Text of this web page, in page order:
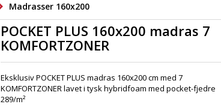
Madrasser 160x200
POCKET PLUS 160x200 madras 7
KOMFORTZONER
Eksklusiv POCKET PLUS madras 160x200 cm med 7
KOMFORTZONER lavet i tysk hybridfoam med pocket-fjedre
289/m²